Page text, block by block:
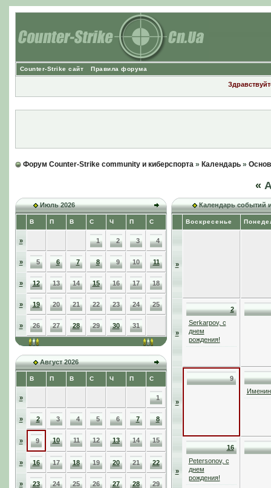
Counter-Strike сайт Правила форума
Форум Counter-Strike community и киберспорта» Календарь»
«
Июль 2026
В П В С Ч П С
» 1 2 3 4
» 5 6 7 8 9 10 11
» 12 13 14 15 16 17 18
» 19 20 21 22 23 24 25
» 26 27 28 29 30 31
Август 2026
В П В С Ч П С
» 1
» 2 3 4 5 6 7 8
» 9 10 11 12 13 14 15
» 16 17 18 19 20 21 22
» 23 24 25 26 27 28 29
Календарь событий
Воскресенье
»
»
2
Serkarpov, с
днем
рождения!
»
9
»
16
Petersonov, с
днем
рождения!